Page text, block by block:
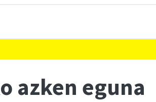
azken eguna